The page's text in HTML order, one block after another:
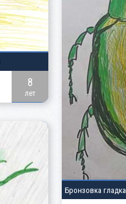
Бронзовка
8
лет